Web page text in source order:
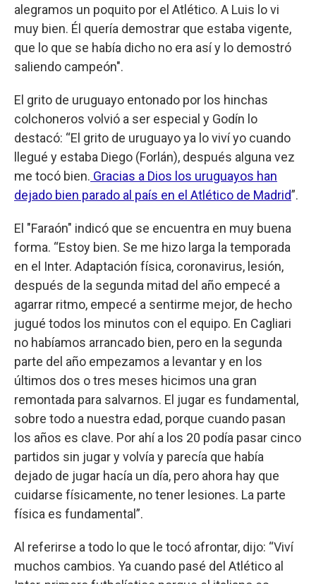
alegramos un poquito por el Atlético. A Luis lo vi
muy bien. Él quería demostrar que estaba vigente,
que lo que se había dicho no era así y lo demostró
saliendo campeón".
El grito de uruguayo entonado por los hinchas
colchoneros volvió a ser especial y Godín lo
destacó: “El grito de uruguayo ya lo viví yo cuando
llegué y estaba Diego (Forlán), después alguna vez
me tocó bien. Gracias a Dios los uruguayos han
dejado bien parado al país en el Atlético de Madrid”.
El "Faraón" indicó que se encuentra en muy buena
forma. “Estoy bien. Se me hizo larga la temporada
en el Inter. Adaptación física, coronavirus, lesión,
después de la segunda mitad del año empecé a
agarrar ritmo, empecé a sentirme mejor, de hecho
jugué todos los minutos con el equipo. En Cagliari
no habíamos arrancado bien, pero en la segunda
parte del año empezamos a levantar y en los
últimos dos o tres meses hicimos una gran
remontada para salvarnos. El jugar es fundamental,
sobre todo a nuestra edad, porque cuando pasan
los años es clave. Por ahí a los 20 podía pasar cinco
partidos sin jugar y volvía y parecía que había
dejado de jugar hacía un día, pero ahora hay que
cuidarse físicamente, no tener lesiones. La parte
física es fundamental”.
Al referirse a todo lo que le tocó afrontar, dijo: “Viví
muchos cambios. Ya cuando pasé del Atlético al